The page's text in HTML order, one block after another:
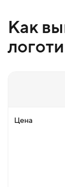
Как
Цена